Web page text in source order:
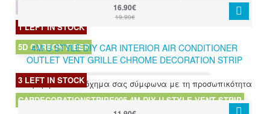
1 LEFT IN STOCK
5D CARBON FIBER
16.90€
19.90€
4M U STYLE DIY CAR INTERIOR AIR CONDITIONER
OUTLET VENT GRILLE CHROME DECORATION STRIP
SILVERY CAR STYLING CHROME SILVER
διαμορφώστε το όχημα σας σύμφωνα με τη προσωπικότητα
σας
3 LEFT IN STOCK
CARDECORATIONSTRIPE005 4M DIY U STYLE VENT STRIP